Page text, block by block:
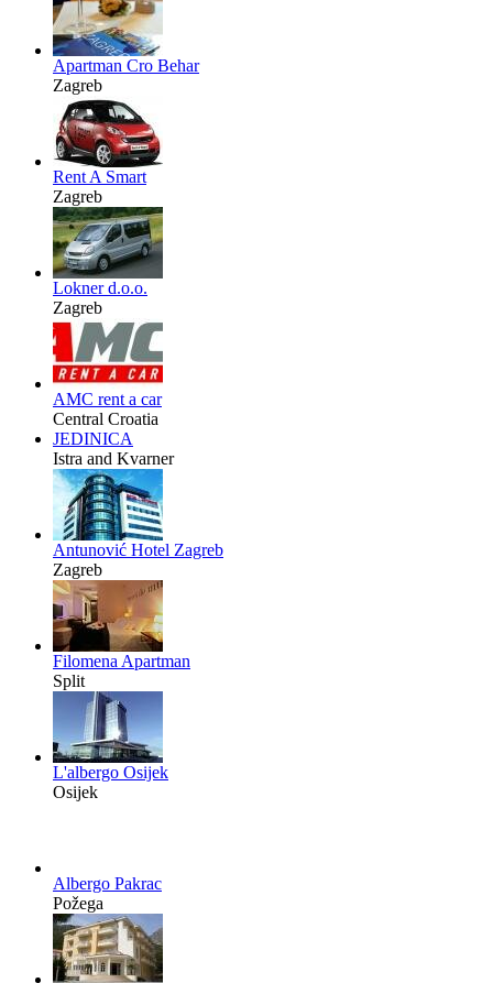
Apartman Cro Behar
Zagreb
Rent A Smart
Zagreb
Lokner d.o.o.
Zagreb
AMC rent a car
Central Croatia
JEDINICA
Istra and Kvarner
Antunović Hotel Zagreb
Zagreb
Filomena Apartman
Split
L'albergo Osijek
Osijek
Albergo Pakrac
Požega